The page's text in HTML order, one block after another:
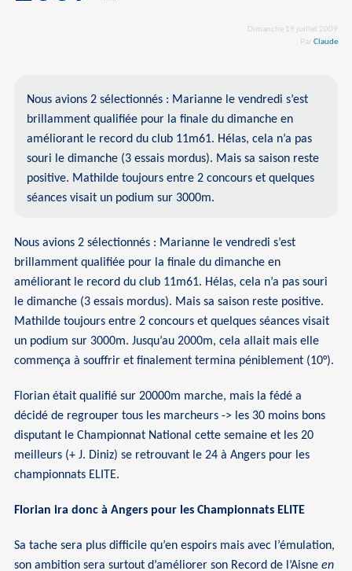
Dimanche 19 juillet 2009
Par Claude
Nous avions 2 sélectionnés : Marianne le vendredi s’est
brillamment qualifiée pour la finale du dimanche en
améliorant le record du club 11m61. Hélas, cela n’a pas
souri le dimanche (3 essais mordus). Mais sa saison reste
positive. Mathilde toujours entre 2 concours et quelques
séances visait un podium sur 3000m.
Nous avions 2 sélectionnés : Marianne le vendredi s’est
brillamment qualifiée pour la finale du dimanche en
améliorant le record du club 11m61. Hélas, cela n’a pas souri
le dimanche (3 essais mordus). Mais sa saison reste positive.
Mathilde toujours entre 2 concours et quelques séances visait
un podium sur 3000m. Jusqu’au 2000m, cela allait mais elle
commença à souffrir et finalement termina péniblement (10°).
Florian était qualifié sur 20000m marche, mais la fédé a
décidé de regrouper tous les marcheurs -> les 30 moins bons
disputant le Championnat National cette semaine et les 20
meilleurs (+ J. Diniz) se retrouvant le 24 à Angers pour les
championnats ELITE.
Florian ira donc à Angers pour les Championnats ELITE
Sa tache sera plus difficile qu’en espoirs mais avec l’émulation,
son ambition sera surtout d’améliorer son Record de l’Aisneen